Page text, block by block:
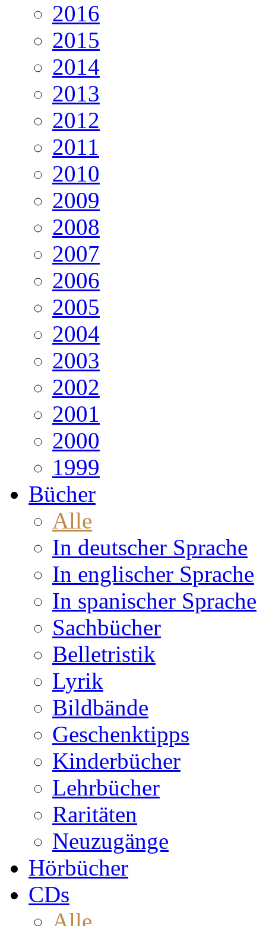
2016
2015
2014
2013
2012
2011
2010
2009
2008
2007
2006
2005
2004
2003
2002
2001
2000
1999
Bücher
Alle
In deutscher Sprache
In englischer Sprache
In spanischer Sprache
Sachbücher
Belletristik
Lyrik
Bildbände
Geschenktipps
Kinderbücher
Lehrbücher
Raritäten
Neuzugänge
Hörbücher
CDs